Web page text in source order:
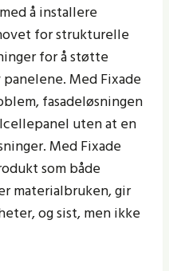
å installere
for strukturelle
for å støtte
Med Fixade
fasadeløsningen
uten at en
Med Fixade
som både
materialbruken, gir
og sist, men ikke